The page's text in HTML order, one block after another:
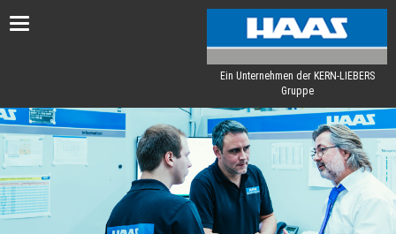
Toggle
Ein Unternehmen der KERN-LIEBERS
Gruppe